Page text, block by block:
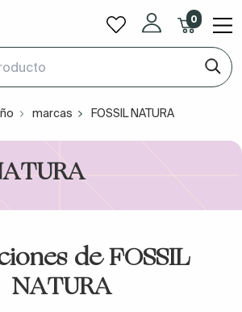
0
marcas FOSSIL NATURA
de FOSSIL
NATURA